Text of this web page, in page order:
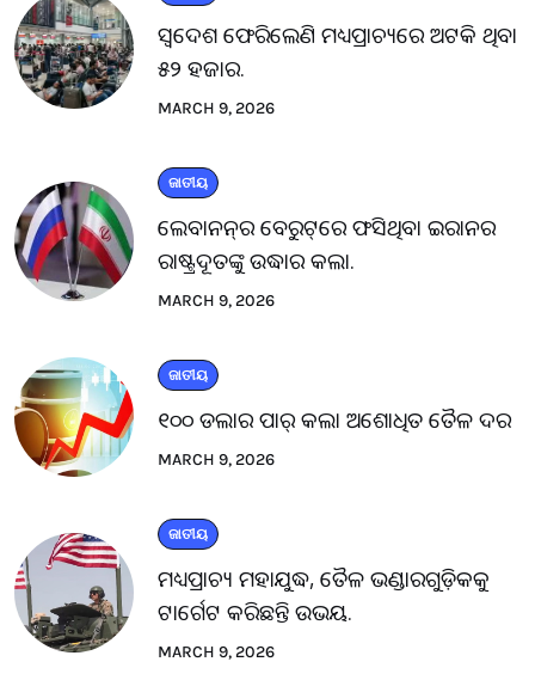
ସ୍ବଦେଶ ଫେରିଲେଣି ମଧ୍ୟପ୍ରାଚ୍ୟରେ ଅଟକି ଥିବା
୫୨ ହଜାର.
MARCH 9, 2026
ଜାତୀୟ
ଲେବାନନ୍‌ର ବେରୁଟ୍‌ରେ ଫସିଥିବା ଇରାନର
ରାଷ୍ଟ୍ରଦୂତଙ୍କୁ ଉଦ୍ଧାର କଲା.
MARCH 9, 2026
ଜାତୀୟ
୧୦୦ ଡଲାର ପାର୍ କଲା ଅଶୋଧିତ ତୈଳ ଦର
MARCH 9, 2026
ଜାତୀୟ
ମଧ୍ୟପ୍ରାଚ୍ୟ ମହାଯୁଦ୍ଧ, ତୈଳ ଭଣ୍ଡାରଗୁଡ଼ିକକୁ
ଟାର୍ଗେଟ କରିଛନ୍ତି ଉଭୟ.
MARCH 9, 2026